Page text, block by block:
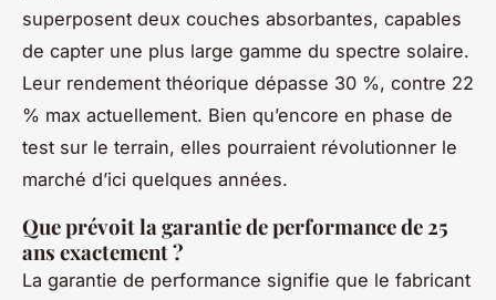
superposent deux couches absorbantes, capables
de capter une plus large gamme du spectre solaire.
Leur rendement théorique dépasse 30 %, contre 22
% max actuellement. Bien qu’encore en phase de
test sur le terrain, elles pourraient révolutionner le
marché d’ici quelques années.
Que prévoit la garantie de performance de 25
ans exactement ?
La garantie de performance signifie que le fabricant